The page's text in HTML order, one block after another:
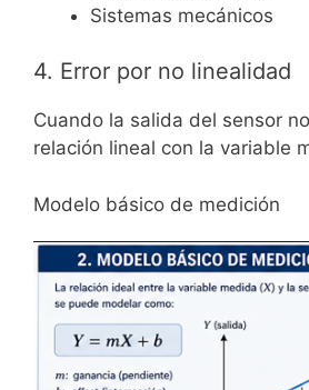
Sistemas mecánicos
4. Error por no linealidad
Cuando la salida del sensor
relación lineal con la variable
Modelo básico de medición